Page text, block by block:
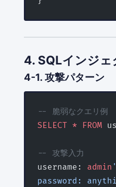
4. SQLインジェ
4-1. 攻撃パターン
-- 脆弱なクエリ例
SELECT * FROM
-- 攻撃入力
username: admin
password: